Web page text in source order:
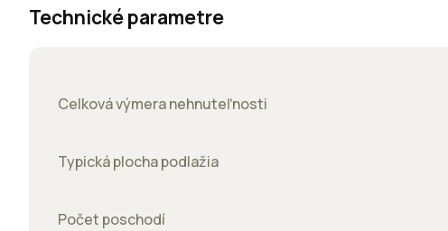
Technické parametre
Celková výmera nehnuteľnosti
Typická plocha podlažia
Počet poschodí